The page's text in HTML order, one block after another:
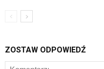
ZOSTAW ODPOWIEDŹ